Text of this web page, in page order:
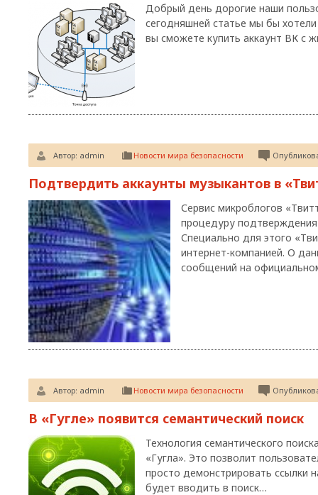
Добрый день дорогие наши
сегодняшней статье мы бы
вы сможете купить аккаунт ВК с
Автор: admin Новости мира безопасности
Подтвердить аккаунты музыкантов в
Сервис микроблогов
процедуру подтверждения
Специально для этого
интернет-компанией. О
сообщений на
Автор: admin Новости мира безопасности
В «Гугле» появится семантический поиск
Технология семантического
«Гугла». Это позволит
просто демонстрировать ссылки
будет вводить в поиск…